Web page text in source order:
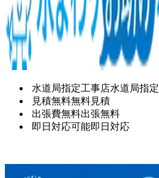
水道局指定工事店水道局指定
見積無料無料見積
出張費無料出張無料
即日対応可能即日対応